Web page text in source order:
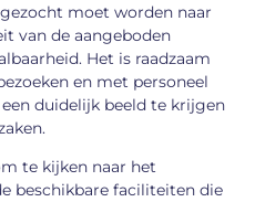
moet worden naar
van de aangeboden
Het is raadzaam
en met personeel
duidelijk beeld te krijgen
te kijken naar het
beschikbare faciliteiten die